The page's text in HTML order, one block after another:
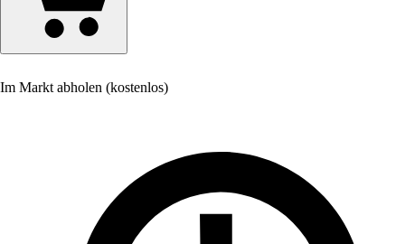
Im Markt abholen (kostenlos)